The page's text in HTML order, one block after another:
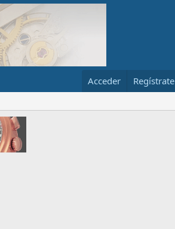
Acceder Regístrate